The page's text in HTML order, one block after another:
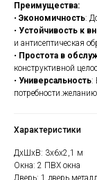
Преимущества:
• Экономичность:
• Устойчивость к
и антисептическая
• Простота в
конструктивной
• Универсальность:
Характеристики
ДхШхВ: 3x6x2,1 м
Окна: 2 ПВХ окна